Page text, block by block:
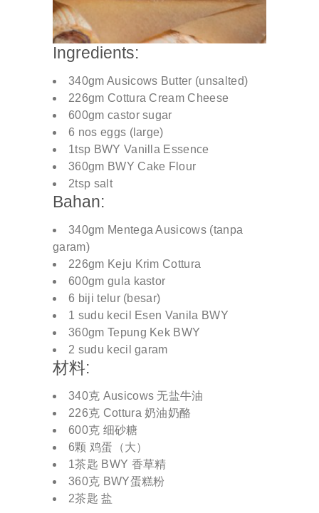
Ingredients:
340gm Ausicows Butter (unsalted)
226gm Cottura Cream Cheese
600gm castor sugar
6 nos eggs (large)
1tsp BWY Vanilla Essence
360gm BWY Cake Flour
2tsp salt
Bahan:
340gm Mentega Ausicows (tanpa
garam)
226gm Keju Krim Cottura
600gm gula kastor
6 biji telur (besar)
1 sudu kecil Esen Vanila BWY
360gm Tepung Kek BWY
2 sudu kecil garam
材料:
340克 Ausicows 无盐牛油
226克 Cottura 奶油奶酪
600克 细砂糖
6颗 鸡蛋（大）
1茶匙 BWY 香草精
360克 BWY蛋糕粉
2茶匙 盐